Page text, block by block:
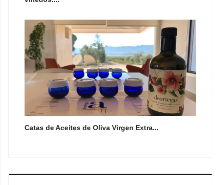
Catas de Aceites de Oliva Virgen Extra...